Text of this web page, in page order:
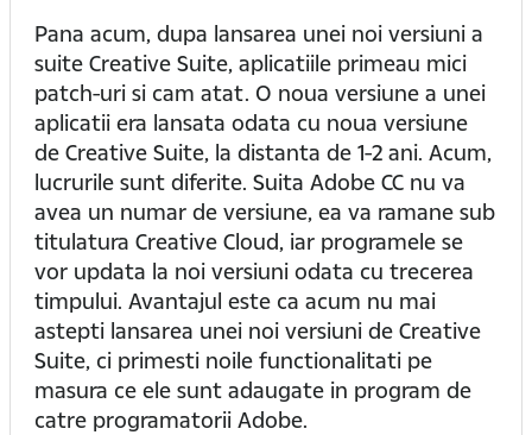
Pana acum, dupa lansarea unei noi versiuni a
suite Creative Suite, aplicatiile primeau mici
patch-uri si cam atat. O noua versiune a unei
aplicatii era lansata odata cu noua versiune
de Creative Suite, la distanta de 1-2 ani. Acum,
lucrurile sunt diferite. Suita Adobe CC nu va
avea un numar de versiune, ea va ramane sub
titulatura Creative Cloud, iar programele se
vor updata la noi versiuni odata cu trecerea
timpului. Avantajul este ca acum nu mai
astepti lansarea unei noi versiuni de Creative
Suite, ci primesti noile functionalitati pe
masura ce ele sunt adaugate in program de
catre programatorii Adobe.